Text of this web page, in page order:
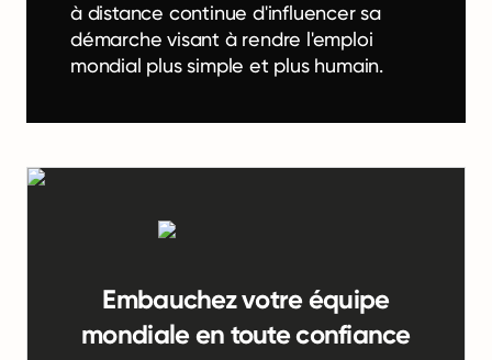
à distance continue d'influencer sa
démarche visant à rendre l'emploi
mondial plus simple et plus humain.
Embauchez votre équipe
mondiale en toute confiance